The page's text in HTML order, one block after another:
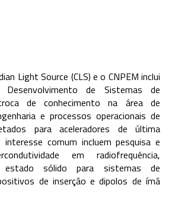
Light Source (CLS) e o CNPEM inclui
de Sistemas de
de conhecimento na área de
e processos operacionais de
para aceleradores de última
comum incluem pesquisa e
em radiofrequência,
estado sólido para sistemas de
de inserção e dipolos de ímã